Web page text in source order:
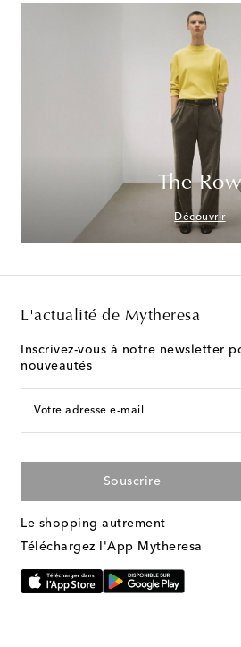
The
Découvrir
L'actualité de Mytheresa
Inscrivez-vous à notre newsletter
nouveautés
Votre adresse e-mail
Souscrire
Le shopping autrement
Téléchargez l'App Mytheresa